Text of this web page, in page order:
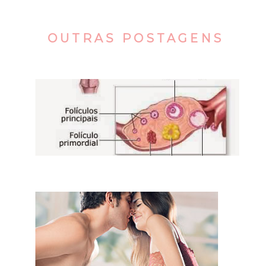
OUTRAS POSTAGENS